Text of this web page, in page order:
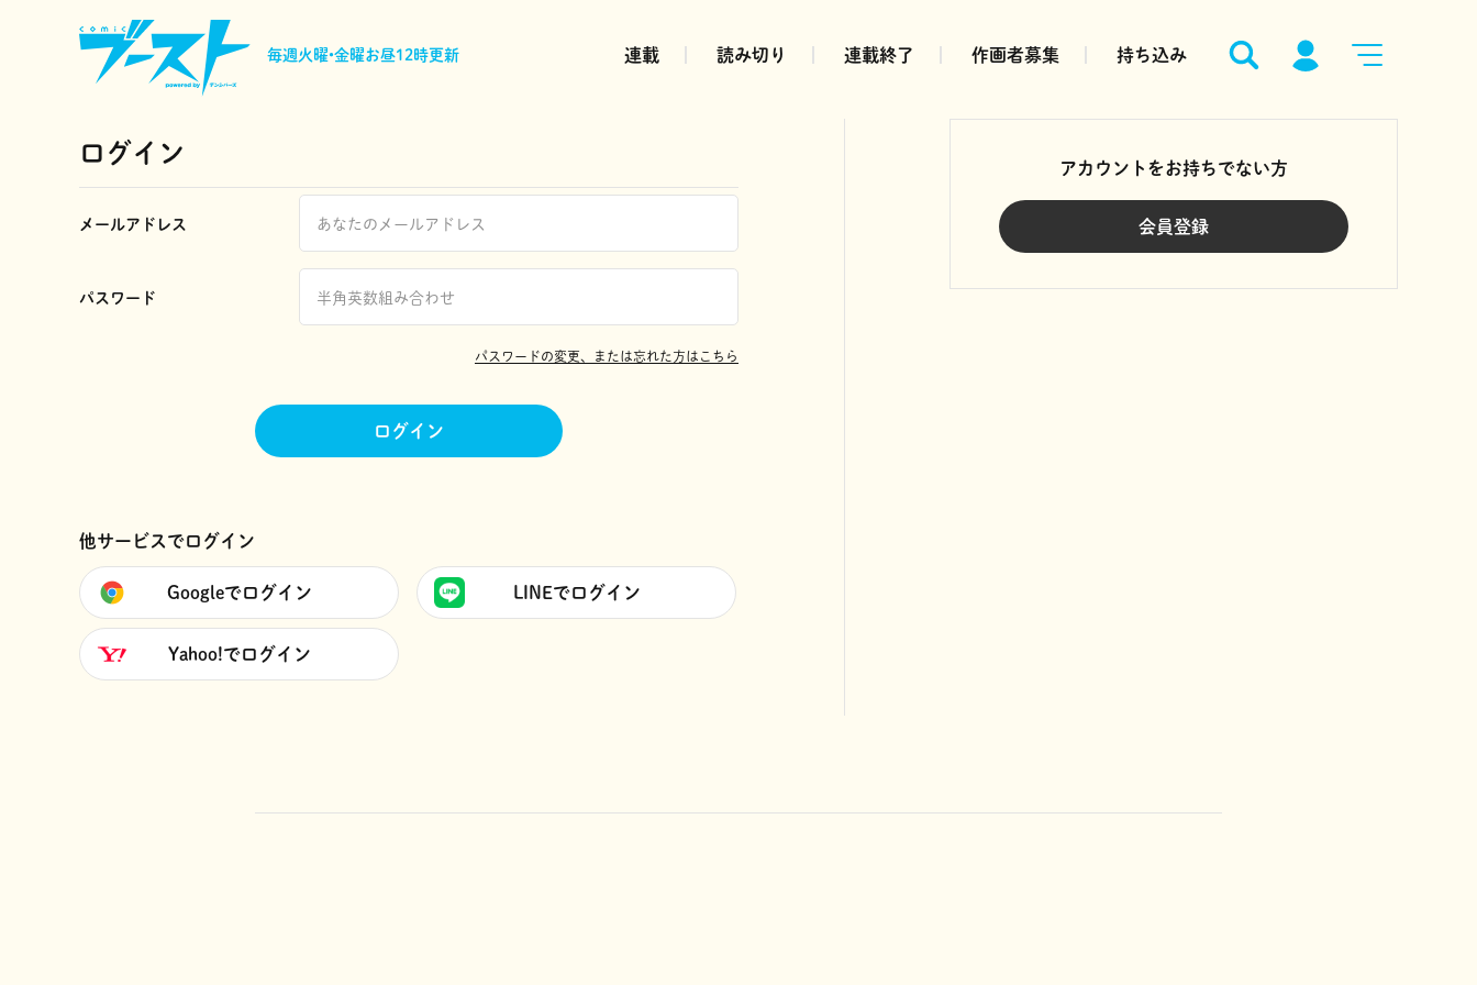
毎週火曜•金曜お昼12時更新 連載 読み切り 連載終了 作画者募集 持ち込み
ログイン
メールアドレス
パスワード
パスワードの変更、または忘れた方はこちら
ログイン
他サービスでログイン
Googleでログイン LINEでログイン
Yahoo!でログイン
アカウントをお持ちでない方
会員登録